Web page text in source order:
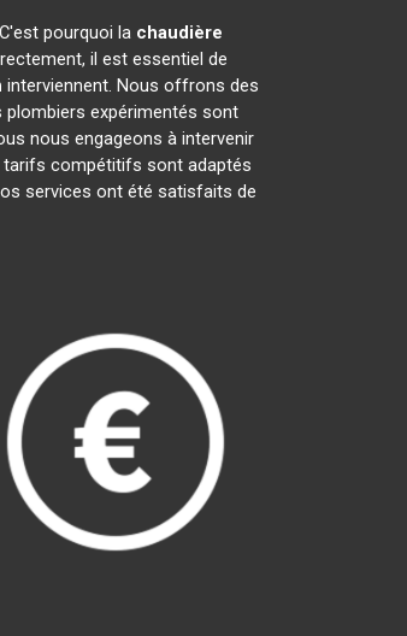
pourquoi la chaudière
il est essentiel de
interviennent. Nous offrons des
plombiers expérimentés sont
nous engageons à intervenir
tarifs compétitifs sont adaptés
services ont été satisfaits de